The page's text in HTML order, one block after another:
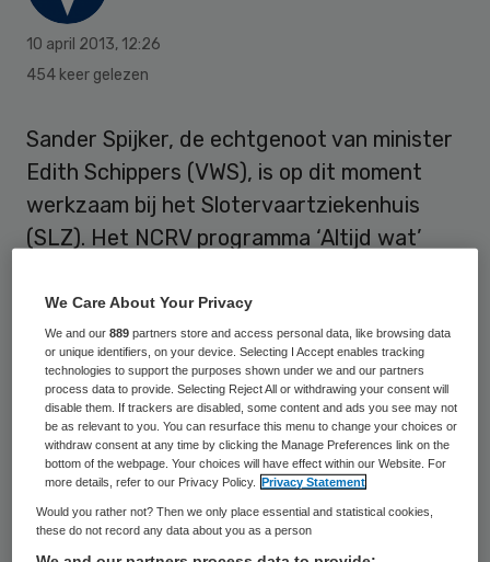
10 april 2013, 12:26
454 keer gelezen
Sander Spijker, de echtgenoot van minister
Edith Schippers (VWS), is op dit moment
werkzaam bij het Slotervaartziekenhuis
(SLZ). Het NCRV programma ‘Altijd wat’
van bestuur van het ziekenhuis.
Het ziekenhuis erkent dat Spijker actief is
binnen het ziekenhuis, maar ontkent dat hij
adviseur is van de top van het (SLZ).
“Sander Spijker werkt sinds november 2012
in het Slotervaartziekenhuis op een E-
healthproject. Hij is geen adviseur van de
raad van bestuur,” aldus persvoorlichter
We Care About Your Privacy
We and our889 partners store and access personal data, like browsing data
or unique identifiers, on your device. Selecting I Accept enables tracking
technologies to support the purposes shown under we and our partners
process data to provide. Selecting Reject All or withdrawing your consent will
disable them. If trackers are disabled, some content and ads you see may not
be as relevant to you. You can resurface this menu to change your choices or
withdraw consent at any time by clicking the Manage Preferences link on the
bottom of the webpage. Your choices will have effect within our Website. For
more details, refer to our Privacy Policy.
Privacy Statement
Would you rather not? Then we only place essential and statistical cookies,
these do not record any data about you as a person